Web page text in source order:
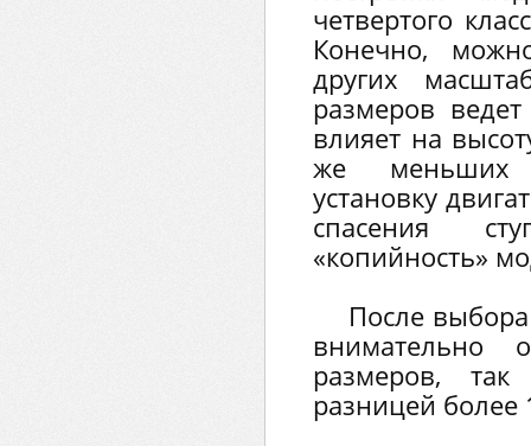
четвертого
Конечно,
других
размеров
влияет на
же меньших
установку
спасения
«копийность»
После
внимательно
размеров,
разницей более